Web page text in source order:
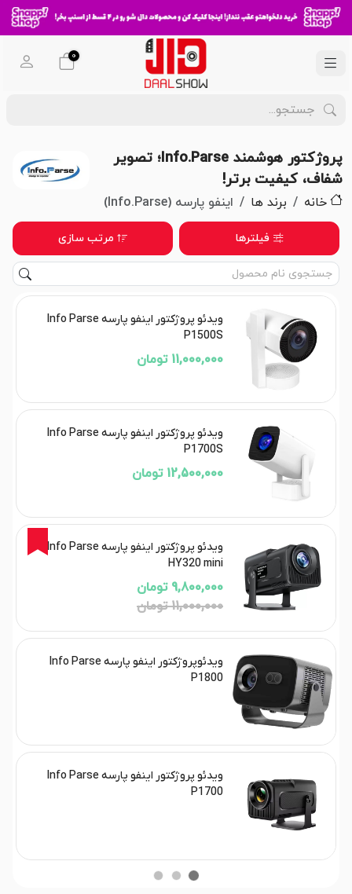
0
پروژکتور هوشمند Info.Parse؛ تصویر
شفاف، کیفیت برتر!
خانه برند ها اینفو پارسه (Info.Parse)
فیلترها مرتب سازی
ویدئو پروژکتور اینفو پارسه Info Parse
P1500S
11,000,000 تومان
ویدئو پروژکتور اینفو پارسه Info Parse
P1700S
12,500,000 تومان
11%
ویدئو پروژکتور اینفو پارسه Info Parse
HY320 mini
9,800,000 تومان
11,000,000 تومان
ویدئوپروژکتور اینفو پارسه Info Parse
P1800
ویدئو پروژکتور اینفو پارسه Info Parse
P1700